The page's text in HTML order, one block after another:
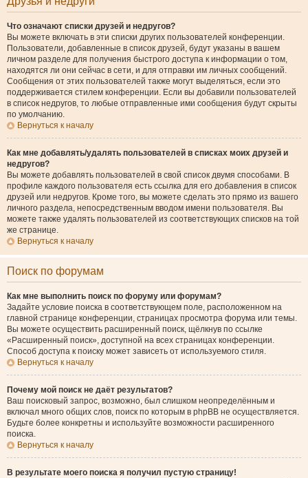
Что означают списки друзей и недругов?
Вы можете включать в эти списки других пользователей конференции.
Пользователи, добавленные в список друзей, будут указаны в вашем
личном разделе для получения быстрого доступа к информации о том,
находятся ли они сейчас в сети, и для отправки им личных сообщений.
Сообщения от этих пользователей также могут выделяться, если это
поддерживается стилем конференции. Если вы добавили пользователей
в список недругов, то любые отправленные ими сообщения будут скрыты
по умолчанию.
Вернуться к началу
Как мне добавлять/удалять пользователей в списках моих друзей и
недругов?
Вы можете добавлять пользователей в свой список двумя способами. В
профиле каждого пользователя есть ссылка для его добавления в список
друзей или недругов. Кроме того, вы можете сделать это прямо из вашего
личного раздела, непосредственным вводом имени пользователя. Вы
можете также удалять пользователей из соответствующих списков на той
же странице.
Вернуться к началу
Поиск по форумам
Как мне выполнить поиск по форуму или форумам?
Задайте условие поиска в соответствующем поле, расположенном на
главной странице конференции, страницах просмотра форума или темы.
Вы можете осуществить расширенный поиск, щёлкнув по ссылке
«Расширенный поиск», доступной на всех страницах конференции.
Способ доступа к поиску может зависеть от используемого стиля.
Вернуться к началу
Почему мой поиск не даёт результатов?
Ваш поисковый запрос, возможно, был слишком неопределённым и
включал много общих слов, поиск по которым в phpBB не осуществляется.
Будьте более конкретны и используйте возможности расширенного
поиска.
Вернуться к началу
В результате моего поиска я получил пустую страницу!